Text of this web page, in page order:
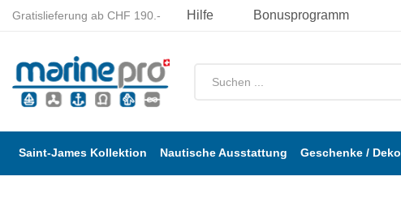
Gratislieferung ab CHF 190.- Hilfe Bonusprogramm
Saint-James Kollektion Nautische Ausstattung Geschenke / Deko